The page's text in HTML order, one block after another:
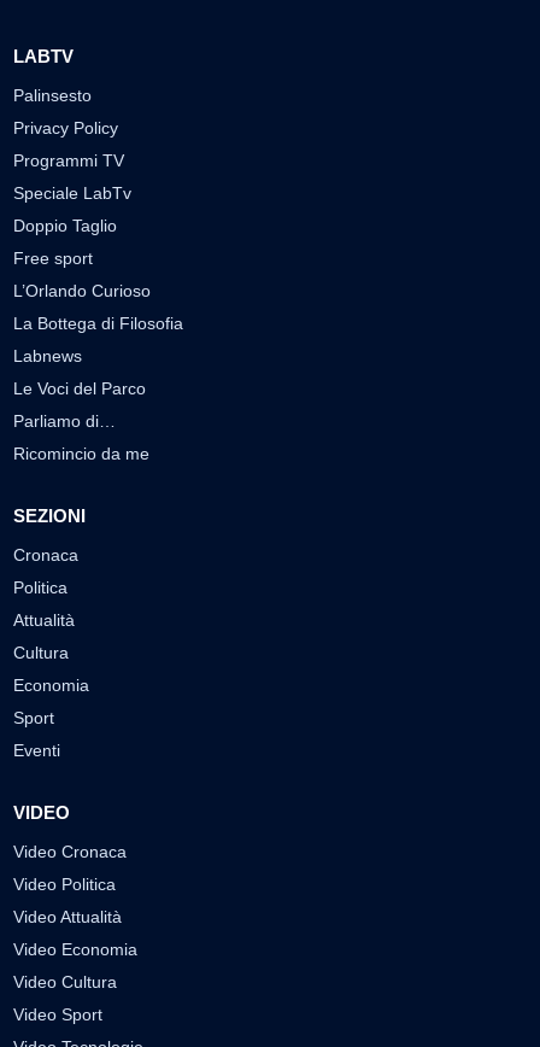
LABTV
Palinsesto
Privacy Policy
Programmi TV
Speciale LabTv
Doppio Taglio
Free sport
L’Orlando Curioso
La Bottega di Filosofia
Labnews
Le Voci del Parco
Parliamo di…
Ricomincio da me
SEZIONI
Cronaca
Politica
Attualità
Cultura
Economia
Sport
Eventi
VIDEO
Video Cronaca
Video Politica
Video Attualità
Video Economia
Video Cultura
Video Sport